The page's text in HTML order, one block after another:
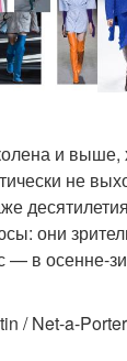
и выше,
не
они
в осенне-
/ Net-a-Porter